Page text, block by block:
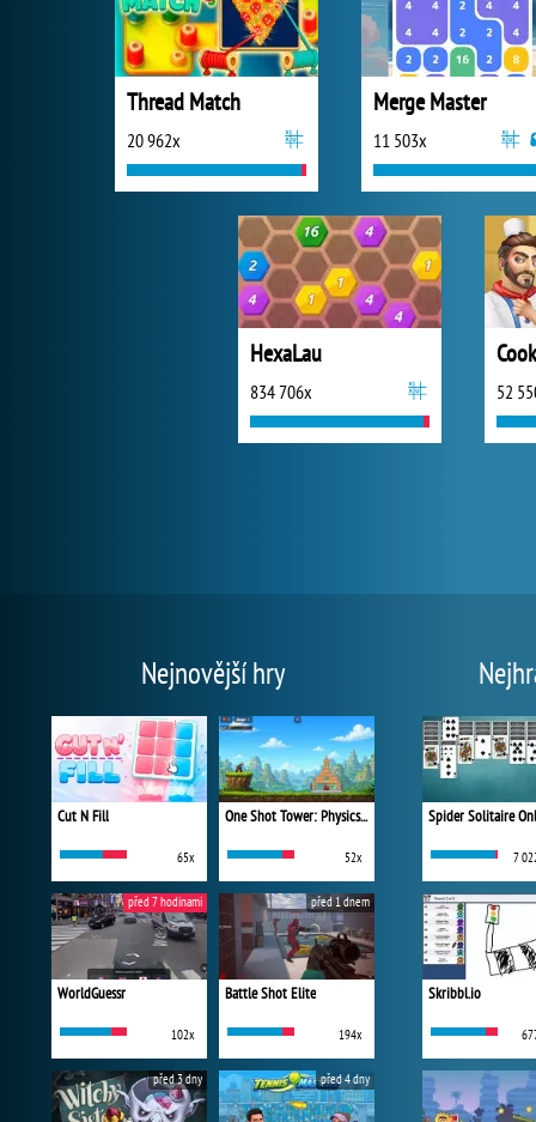
Thread Match
20 962x
Merge Master
11 503x
HexaLau
834 706x 52
Nejnovější hry
Cut N Fill
65x
One Shot Tower: Physics Destroyer
52x
WorldGuessr
102x
před 7 hodinami
Battle Shot Elite
194x
před 1 dnem
před 3 dny před 4 dny
Spider Solitaire
7
Skribbl.io